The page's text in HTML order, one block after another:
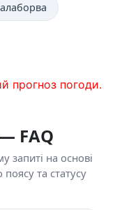
прогноз погоди.
FAQ
запиті на основі
та статусу